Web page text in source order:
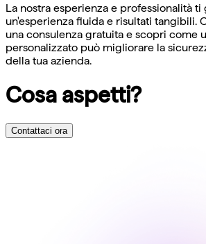
La nostra esperienza e professionalità ti
un'esperienza fluida e risultati tangibili.
una consulenza gratuita e scopri come
personalizzato può migliorare la
della tua azienda.
Cosa aspetti?
Contattaci ora